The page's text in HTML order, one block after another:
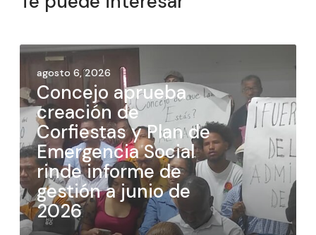
agosto 6, 2026
Concejo aprueba
creación de
Corfiestas y Plan de
Emergencia Social
rinde informe de
gestión a junio de
2026